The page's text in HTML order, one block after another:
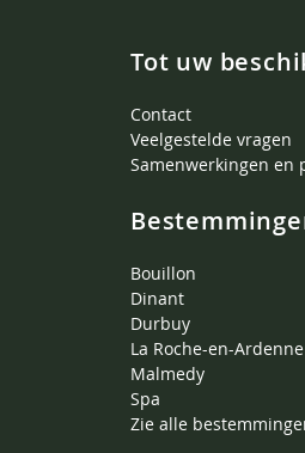
Tot uw
Contact
Veelgestelde vragen
Samenwerkingen en
Bouillon
Dinant
Durbuy
La Roche-en-Ardenne
Malmedy
Spa
Zie alle